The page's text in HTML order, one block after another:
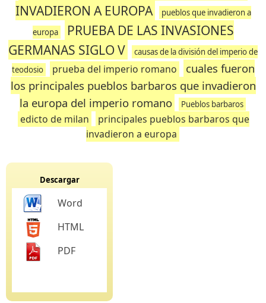
INVADIERON A EUROPA
pueblos que invadieron a
europa
PRUEBA DE LAS INVASIONES
GERMANAS SIGLO V
causas de la división del imperio de
teodosio
prueba del imperio romano
cuales fueron
los principales pueblos barbaros que invadieron
la europa del imperio romano
Pueblos barbaros
edicto de milan
principales pueblos barbaros que
invadieron a europa
Descargar
Word
HTML
PDF